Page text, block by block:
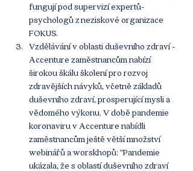
fungují pod supervizí expertů-
psychologů z neziskové organizace
FOKUS.
Vzdělávání v oblasti duševního zdraví -
Accenture zaměstnancům nabízí
širokou škálu školení pro rozvoj
zdravějších návyků, včetně základů
duševního zdraví, prosperující mysli a
vědomého výkonu. V době pandemie
koronaviru v Accenture nabídli
zaměstnancům ještě větší množství
webinářů a worskhopů: “Pandemie
ukázala, že s oblastí duševního zdraví